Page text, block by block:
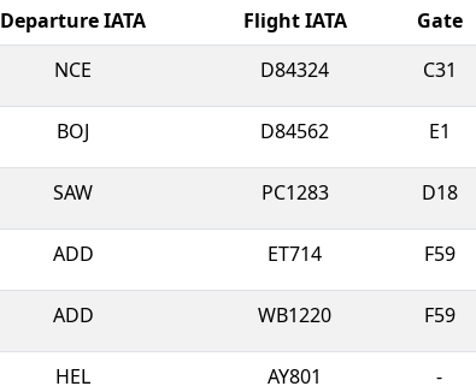
Departure IATA Flight IATA Gate
NCE D84324 C31
BOJ D84562 E1
SAW PC1283 D18
ADD ET714 F59
ADD WB1220 F59
HEL AY801 -